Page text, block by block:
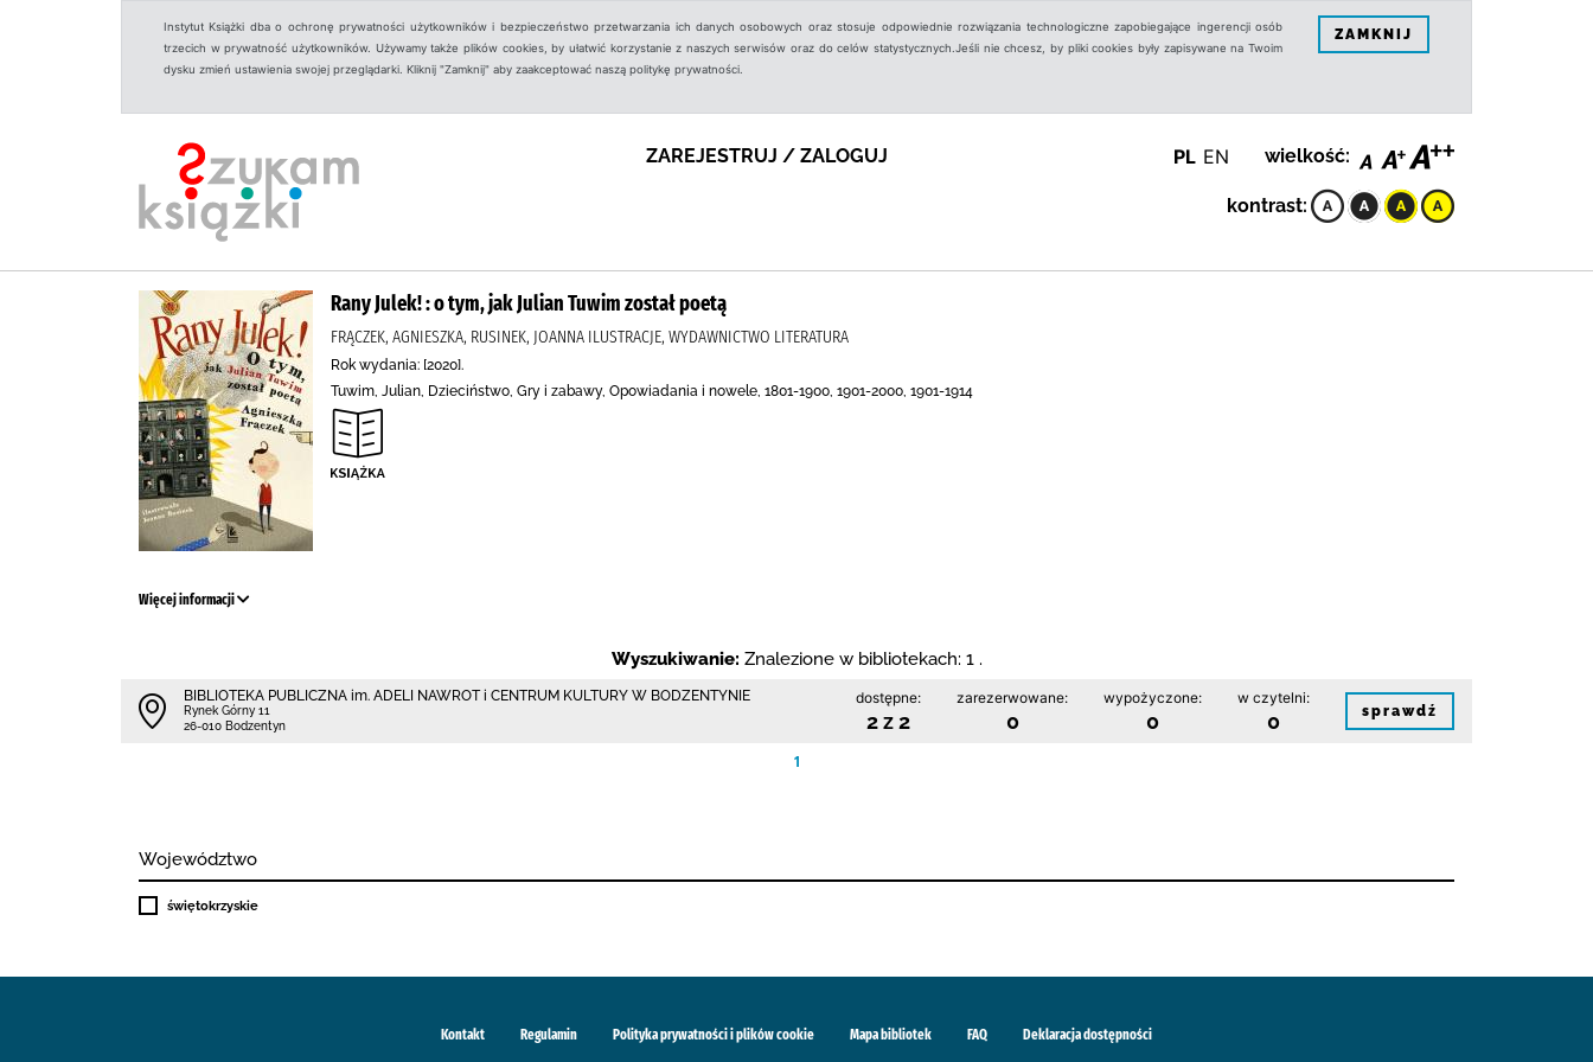
Instytut Książki dba o ochronę prywatności użytkowników i bezpieczeństwo przetwarzania ich danych osobowych oraz stosuje odpowiednie rozwiązania technologiczne zapobiegające ingerencji osób
trzecich w prywatność użytkowników. Używamy także plików cookies, by ułatwić korzystanie z naszych serwisów oraz do celów statystycznych.Jeśli nie chcesz, by pliki cookies były zapisywane na Twoim
dysku zmień ustawienia swojej przeglądarki. Kliknij "Zamknij" aby zaakceptować naszą politykę prywatności.
ZAMKNIJ
ZAREJESTRUJ / ZALOGUJ PL EN wielkość:
kontrast:
Rany Julek! : o tym, jak Julian Tuwim został poetą
FRĄCZEK, AGNIESZKA, RUSINEK, JOANNA ILUSTRACJE, WYDAWNICTWO LITERATURA
Rok wydania: [2020].
Tuwim, Julian, Dzieciństwo, Gry i zabawy, Opowiadania i nowele, 1801-1900, 1901-2000, 1901-1914
Więcej informacji
Wyszukiwanie: Znalezione w bibliotekach: 1 .
BIBLIOTEKA PUBLICZNA im. ADELI NAWROT i CENTRUM KULTURY W BODZENTYNIE
Rynek Górny 11
26-010 Bodzentyn
dostępne:
2 z 2
zarezerwowane:
0
wypożyczone:
0
w czytelni:
0 sprawdź
1
Województwo
świętokrzyskie
Kontakt Regulamin Polityka prywatności i plików cookie Mapa bibliotek FAQ Deklaracja dostępności